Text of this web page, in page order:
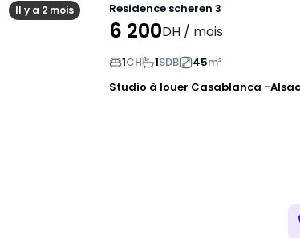
Il y a 2 mois Residence scheren 3
6 200DH/ mois
1CH 1SDB 45m²
Studio à louer Casablanca -